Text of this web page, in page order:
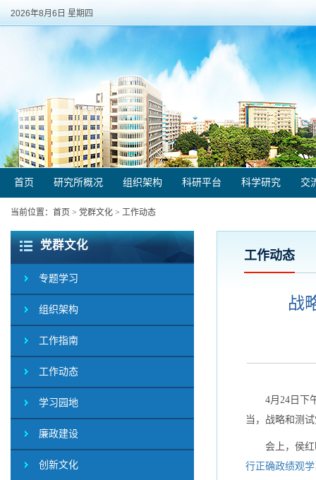
2026年8月6日 星期四
首页 研究所概况 组织架构 科研平台 科学研究 交
当前位置： 首页 > 党群文化 > 工作动态
党群文化
专题学习
组织架构
工作指南
工作动态
学习园地
廉政建设
创新文化
工作动态
战
4月24日下
当，战略和测
会上，侯
行正确政绩观